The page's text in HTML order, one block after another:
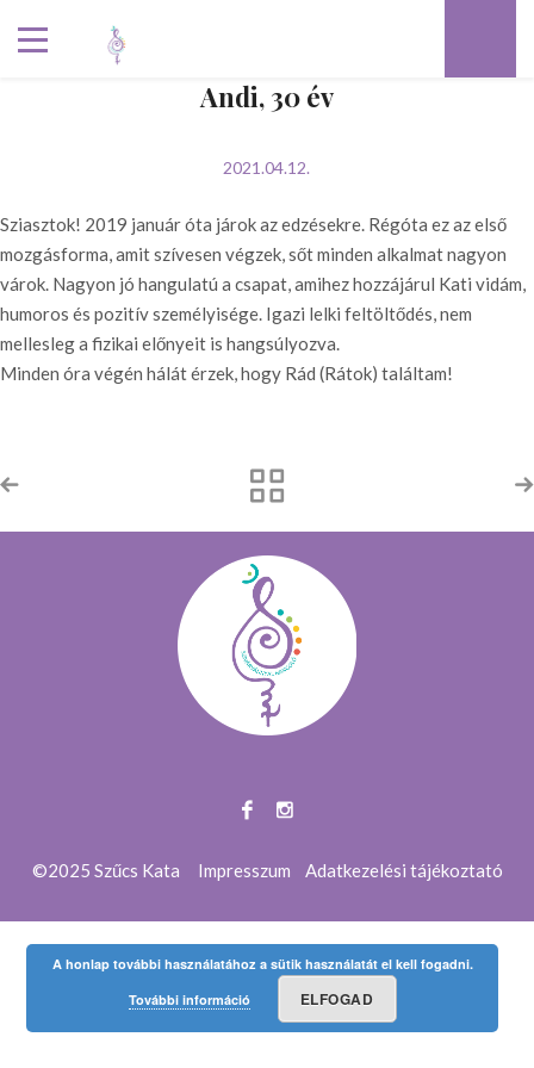
Andi, 30 év
2021.04.12.
Sziasztok! 2019 január óta járok az edzésekre. Régóta ez az első
mozgásforma, amit szívesen végzek, sőt minden alkalmat nagyon
várok. Nagyon jó hangulatú a csapat, amihez hozzájárul Kati vidám,
humoros és pozitív személyisége. Igazi lelki feltöltődés, nem
mellesleg a fizikai előnyeit is hangsúlyozva.
Minden óra végén hálát érzek, hogy Rád (Rátok) találtam!
©2025 Szűcs Kata Impresszum Adatkezelési tájékoztató
A honlap további használatához a sütik használatát el kell fogadni.
További információ
ELFOGAD